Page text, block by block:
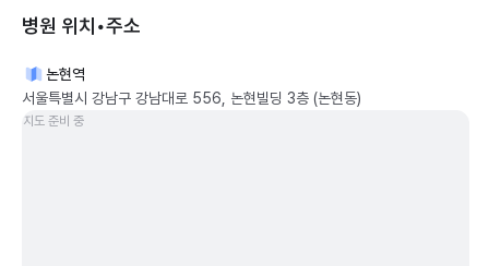
병원 위치•주소
논현역
서울특별시 강남구 강남대로 556, 논현빌딩 3층 (논현동)
지도 준비 중